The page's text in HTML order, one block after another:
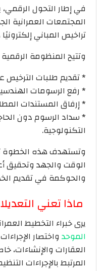
في إطار التحول الرقمي،
المجتمعات العمرانية
تراخيص المباني
وتتيح المنظومة
* تقديم طلبات الترخيص
* رفع الرسومات
* إرفاق المستندات
* سداد الرسوم دون
التكنولوجية.
وتستهدف هذه الخطوة
الوقت والجهد وتحقيق
والحوكمة في تقديم
ماذا تعني
يرى خبراء التخطيط
الموحد واختصار
العقارات والإنشاءات،
المرتبط بالإجراءات